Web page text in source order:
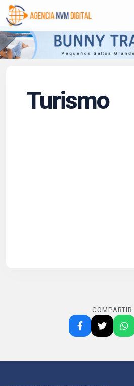
Turismo
COMPARTIR: